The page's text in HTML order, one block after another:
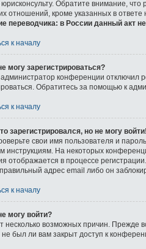
Обратите внимание,
отношений, кроме указанных в
переводчика: в России данный акт
к началу
могу зарегистрироваться?
конференции отключил
Обратитесь за помощью к
к началу
зарегистрировался, но не могу войти!
свои имя пользователя и
инструкциям. На некоторых
отображается в процессе
адрес email либо он
к началу
могу войти?
несколько возможных причин. Прежде
не был ли вам закрыт доступ к